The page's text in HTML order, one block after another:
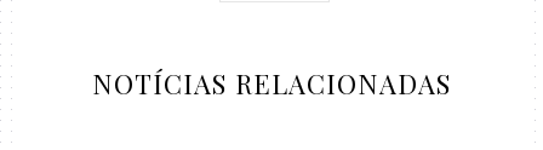
NOTÍCIAS RELACIONADAS